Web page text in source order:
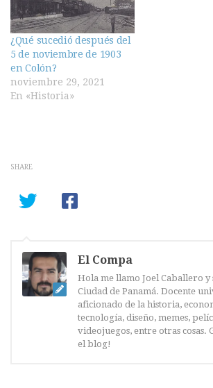
¿Qué sucedió después del
5 de noviembre de 1903
en Colón?
noviembre 29, 2021
En «Historia»
SHARE
El Compa
Hola me llamo Joel Caballero y
Ciudad de Panamá. Docente
aficionado de la historia,
tecnología, diseño, memes,
videojuegos, entre otras cosas.
el blog!